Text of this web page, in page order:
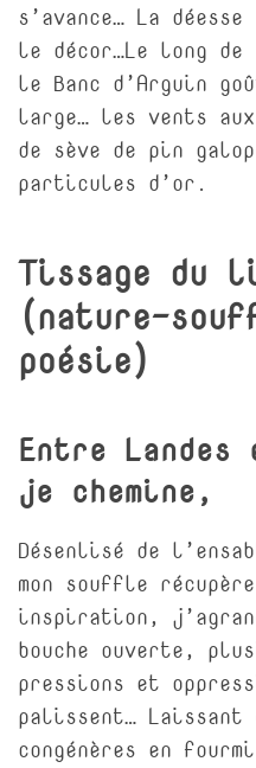
s’avance… La
le décor…Le long de
le Banc d’Arguin
large… les vents
de sève de pin
particules d’or.
Tissage du
(nature-
poésie)
Entre
je chemine,
Désenlisé de
mon souffle
inspiration,
bouche ouverte,
pressions et
palissent… Laissant
congénères en